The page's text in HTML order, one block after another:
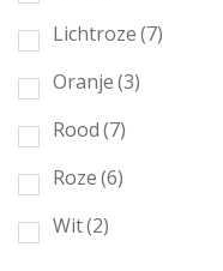
Lichtroze(7)
Oranje(3)
Rood(7)
Roze(6)
Wit(2)